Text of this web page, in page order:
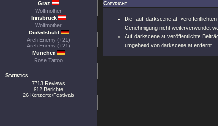
Graz
Wolfmother
Innsbruck
Wolfmother
Dinkelsbühl
Arch Enemy (+21)
Arch Enemy (+21)
München
Rose Tattoo
Statistics
7713 Reviews
912 Berichte
26 Konzerte/Festivals
Copyright
Die auf darkscene.at
Genehmigung nicht weiterverwendet
Auf darkscene.at veröffentlichte
umgehend von darkscene.at entfernt.